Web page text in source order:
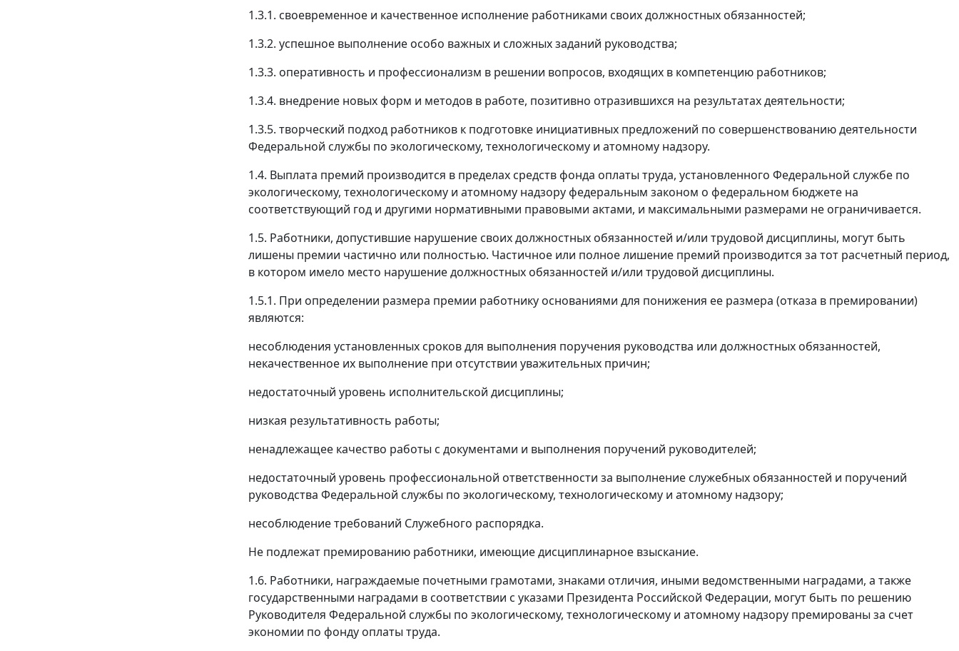
1.3.1. своевременное и качественное исполнение работниками своих должностных обязанностей;
1.3.2. успешное выполнение особо важных и сложных заданий руководства;
1.3.3. оперативность и профессионализм в решении вопросов, входящих в компетенцию работников;
1.3.4. внедрение новых форм и методов в работе, позитивно отразившихся на результатах деятельности;
1.3.5. творческий подход работников к подготовке инициативных предложений по совершенствованию деятельности
Федеральной службы по экологическому, технологическому и атомному надзору.
1.4. Выплата премий производится в пределах средств фонда оплаты труда, установленного Федеральной службе по
экологическому, технологическому и атомному надзору федеральным законом о федеральном бюджете на
соответствующий год и другими нормативными правовыми актами, и максимальными размерами не ограничивается.
1.5. Работники, допустившие нарушение своих должностных обязанностей и/или трудовой дисциплины, могут быть
лишены премии частично или полностью. Частичное или полное лишение премий производится за тот расчетный период,
в котором имело место нарушение должностных обязанностей и/или трудовой дисциплины.
1.5.1. При определении размера премии работнику основаниями для понижения ее размера (отказа в премировании)
являются:
несоблюдения установленных сроков для выполнения поручения руководства или должностных обязанностей,
некачественное их выполнение при отсутствии уважительных причин;
недостаточный уровень исполнительской дисциплины;
низкая результативность работы;
ненадлежащее качество работы с документами и выполнения поручений руководителей;
недостаточный уровень профессиональной ответственности за выполнение служебных обязанностей и поручений
руководства Федеральной службы по экологическому, технологическому и атомному надзору;
несоблюдение требований Служебного распорядка.
Не подлежат премированию работники, имеющие дисциплинарное взыскание.
1.6. Работники, награждаемые почетными грамотами, знаками отличия, иными ведомственными наградами, а также
государственными наградами в соответствии с указами Президента Российской Федерации, могут быть по решению
Руководителя Федеральной службы по экологическому, технологическому и атомному надзору премированы за счет
экономии по фонду оплаты труда.